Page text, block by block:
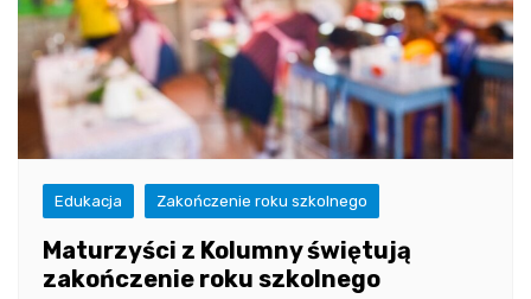
Edukacja Zakończenie roku szkolnego
Maturzyści z Kolumny świętują
zakończenie roku szkolnego